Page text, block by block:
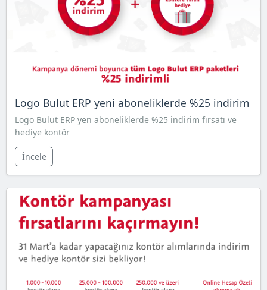
Logo Bulut ERP yeni aboneliklerde %25 indirim
Logo Bulut ERP yen aboneliklerde %25 indirim fırsatı ve
hediye kontör
İncele